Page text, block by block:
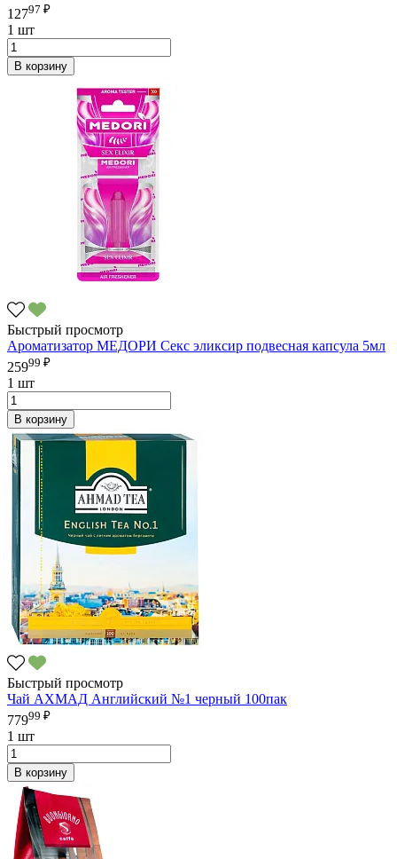
12797 ₽
1 шт
В корзину
Быстрый просмотр
Ароматизатор МЕДОРИ Секс эликсир подвесная капсула 5мл
25999 ₽
1 шт
В корзину
Быстрый просмотр
Чай АХМАД Английский №1 черный 100пак
77999 ₽
1 шт
В корзину